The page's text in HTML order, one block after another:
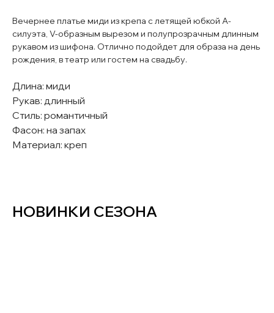
Вечернее платье миди из крепа с летящей юбкой А-
силуэта, V-образным вырезом и полупрозрачным длинным
рукавом из шифона. Отлично подойдет для образа на день
рождения, в театр или гостем на свадьбу.
Длина: миди
Рукав: длинный
Стиль: романтичный
Фасон: на запах
Материал: креп
НОВИНКИ СЕЗОНА